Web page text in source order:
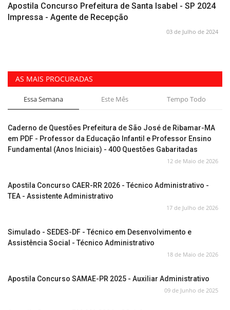
Apostila Concurso Prefeitura de Santa Isabel - SP 2024
Impressa - Agente de Recepção
03 de Julho de 2024
AS MAIS PROCURADAS
Essa Semana Este Mês Tempo Todo
Caderno de Questões Prefeitura de São José de Ribamar-MA
em PDF - Professor da Educação Infantil e Professor Ensino
Fundamental (Anos Iniciais) - 400 Questões Gabaritadas
12 de Maio de 2026
Apostila Concurso CAER-RR 2026 - Técnico Administrativo -
TEA - Assistente Administrativo
17 de Julho de 2026
Simulado - SEDES-DF - Técnico em Desenvolvimento e
Assistência Social - Técnico Administrativo
18 de Maio de 2026
Apostila Concurso SAMAE-PR 2025 - Auxiliar Administrativo
09 de Junho de 2025